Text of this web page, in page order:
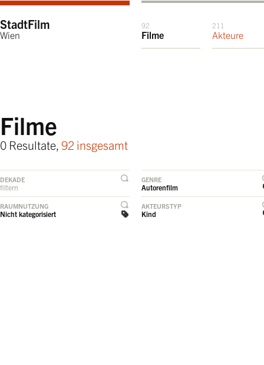
StadtFilm
Wien
92
Filme
211
Akteure
Filme
0 Resultate, 92 insgesamt
DEKADE
filtern
GENRE
Autorenfilm
RAUMNUTZUNG
Nicht kategorisiert
AKTEURSTYP
Kind